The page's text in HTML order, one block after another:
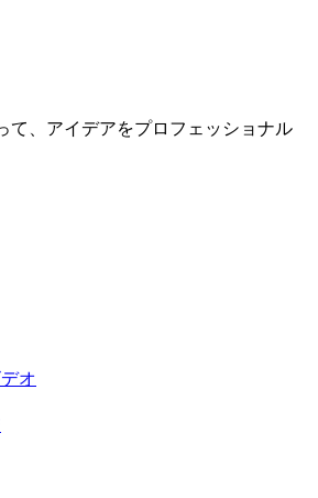
て、アイデアをプロフェッショナル
オ